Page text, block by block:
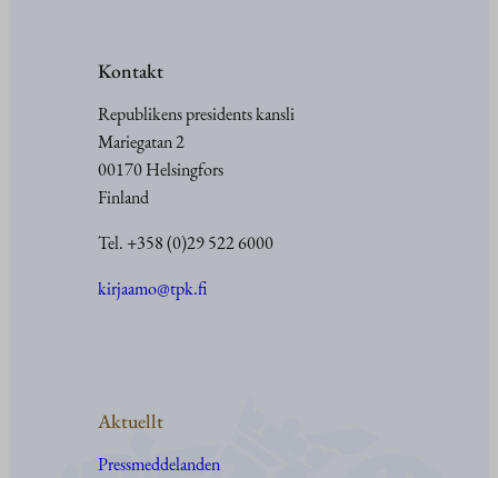
Kontakt
Republikens presidents kansli
Mariegatan 2
00170 Helsingfors
Finland
Tel. +358 (0)29 522 6000
kirjaamo@tpk.fi
Aktuellt
Pressmeddelanden